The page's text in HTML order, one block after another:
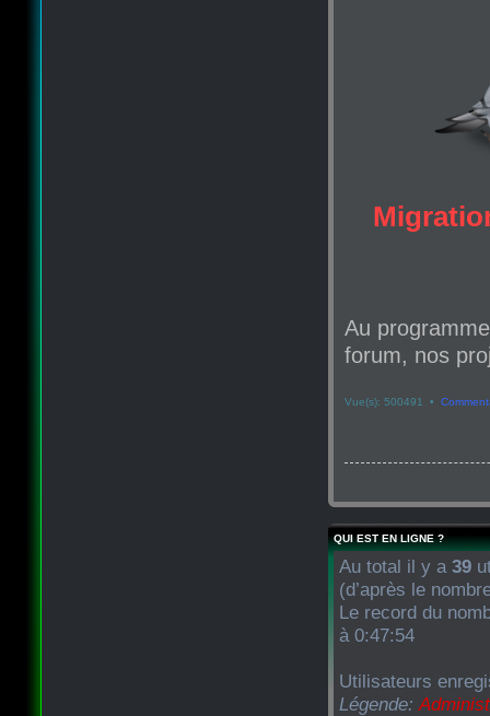
Au
forum, nos
Vue(s): 500491 •
QUI EST EN LIGNE ?
Au total il y a 39
(d’après le
Le record du
à 0:47:54
Utilisateurs
Légende: